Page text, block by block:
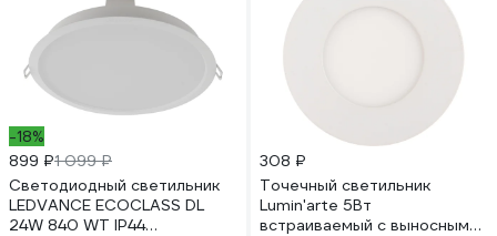
-18%
899 ₽1 099 ₽
Светодиодный светильник
LEDVANCE ECOCLASS DL
24W 840 WT IP44
308 ₽
Точечный светильник
Lumin'arte 5Вт
встраиваемый с выносным